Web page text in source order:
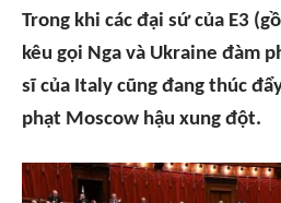
Trong khi các đại sứ của E3
kêu gọi Nga và Ukraine đàm
sĩ của Italy cũng đang thúc
phạt Moscow hậu xung đột.